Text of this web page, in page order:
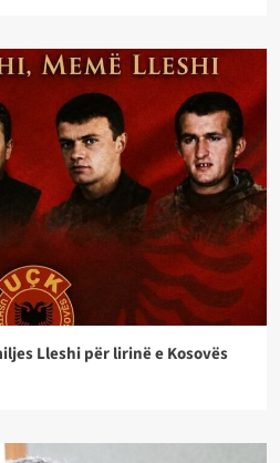
Lleshi për lirinë e Kosovës